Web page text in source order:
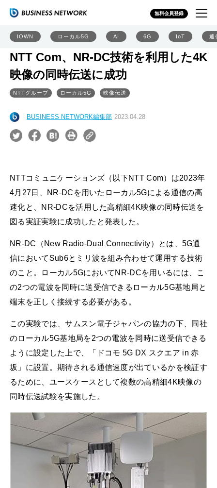
無料会員登録
IOWN ローカル5G AI 6G IoT 通
NTT Com、NR-DC技術を利用した4K
映像の同時伝送に成功
NTTグループ ローカル5G 映像伝送
BUSINESS NETWORK編集部 2023.04.28
NTTコミュニケーションズ（以下NTT Com）は2023年
4月27日、NR-DCを用いたローカル5Gによる通信の高
速化と、NR-DCを活用した高精細4K映像の同時伝送を
図る実証実験に成功したと発表した。
NR-DC（New Radio-Dual Connectivity）とは、5G通
信においてSub6とミリ波を組み合わせて運用する技術
のこと。ローカル5GにおいてNR-DCを用いるには、こ
の2つの電波を同時に送受信できるローカル5G基地局と
端末を正しく接続する必要がある。
この実験では、サムスン電子ジャパンの協力の下、同社
のローカル5G基地局を2つの電波を同時に送受信できる
ように設定した上で、「ドコモ 5G DX スクエア in 赤
坂」に設置。期待される通信速度が出ているかを検証す
るために、ユースケースとして複数の高精細4K映像の
同時伝送試験を実施した。